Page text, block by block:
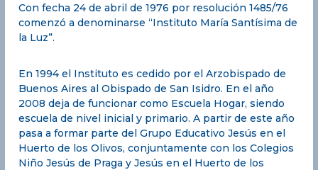
m
a
e
l
a
L
u
z
Con fecha 24 de abril de 1976 por resolución 1485/76
comenzó a denominarse “Instituto María Santísima de
la Luz”.
En 1994 el Instituto es cedido por el Arzobispado de
Buenos Aires al Obispado de San Isidro. En el año
2008 deja de funcionar como Escuela Hogar, siendo
escuela de nivel inicial y primario. A partir de este año
pasa a formar parte del Grupo Educativo Jesús en el
Huerto de los Olivos, conjuntamente con los Colegios
Niño Jesús de Praga y Jesús en el Huerto de los